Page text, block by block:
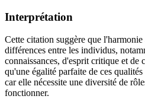
Interprétation
Cette citation suggère que l'harmonie
différences entre les individus,
connaissances, d'esprit critique et de
qu'une égalité parfaite de ces
car elle nécessite une diversité de
fonctionner.